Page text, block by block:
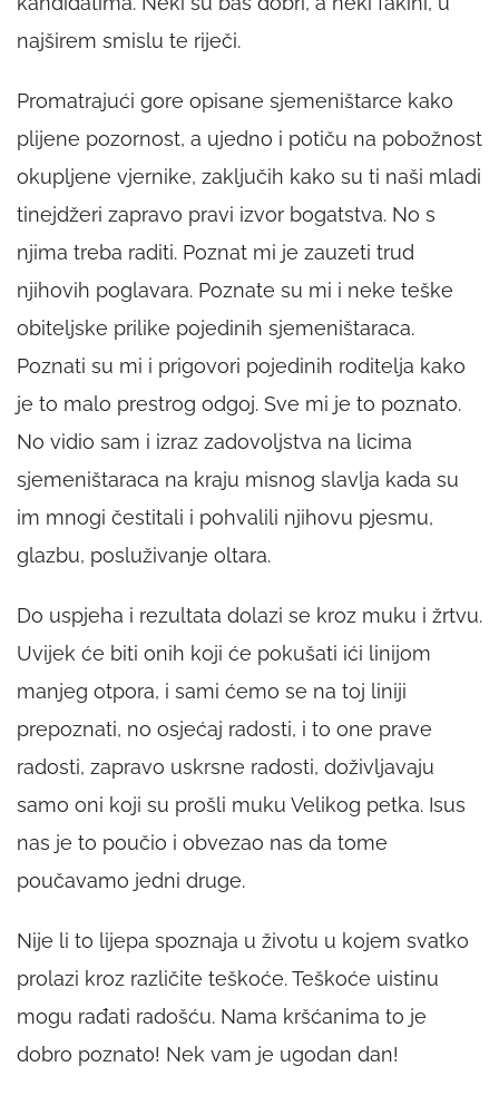
najširem smislu te riječi.
Promatrajući gore opisane sjemeništarce kako
plijene pozornost, a ujedno i potiču na pobožnost
okupljene vjernike, zaključih kako su ti naši mladi
tinejdžeri zapravo pravi izvor bogatstva. No s
njima treba raditi. Poznat mi je zauzeti trud
njihovih poglavara. Poznate su mi i neke teške
obiteljske prilike pojedinih sjemeništaraca.
Poznati su mi i prigovori pojedinih roditelja kako
je to malo prestrog odgoj. Sve mi je to poznato.
No vidio sam i izraz zadovoljstva na licima
sjemeništaraca na kraju misnog slavlja kada su
im mnogi čestitali i pohvalili njihovu pjesmu,
glazbu, posluživanje oltara.
Do uspjeha i rezultata dolazi se kroz muku i žrtvu.
Uvijek će biti onih koji će pokušati ići linijom
manjeg otpora, i sami ćemo se na toj liniji
prepoznati, no osjećaj radosti, i to one prave
radosti, zapravo uskrsne radosti, doživljavaju
samo oni koji su prošli muku Velikog petka. Isus
nas je to poučio i obvezao nas da tome
poučavamo jedni druge.
Nije li to lijepa spoznaja u životu u kojem svatko
prolazi kroz različite teškoće. Teškoće uistinu
mogu rađati radošću. Nama kršćanima to je
dobro poznato! Nek vam je ugodan dan!